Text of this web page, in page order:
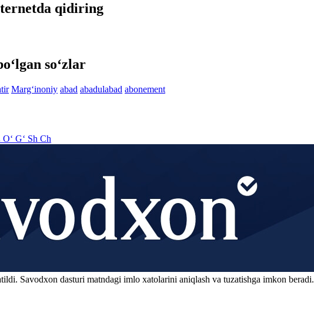
qidiring
so‘zlar
Marg‘inoniy abad abadulabad abonement
O‘ G‘ Sh Ch
Savodxon dasturi matndagi imlo xatolarini aniqlash va tuzatishga imkon beradi.